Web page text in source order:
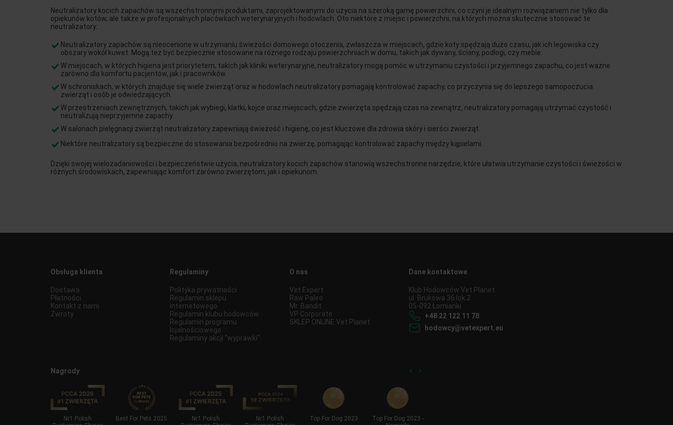
Neutralizatory kocich zapachów są wszechstronnymi produktami, zaprojektowanymi do użycia na szeroką gamę powierzchni, co czyni je idealnym rozwiązaniem nie tylko dla
opiekunów kotów, ale także w profesjonalnych placówkach weterynaryjnych i hodowlach. Oto niektóre z miejsc i powierzchni, na których można skutecznie stosować te
neutralizatory:
Neutralizatory zapachów są nieocenione w utrzymaniu świeżości domowego otoczenia, zwłaszcza w miejscach, gdzie koty spędzają dużo czasu, jak ich legowiska czy
obszary wokół kuwet. Mogą też być bezpiecznie stosowane na różnego rodzaju powierzchniach w domu, takich jak dywany, ściany, podłogi, czy meble.
W miejscach, w których higiena jest priorytetem, takich jak kliniki weterynaryjne, neutralizatory mogą pomóc w utrzymaniu czystości i przyjemnego zapachu, co jest ważne
zarówno dla komfortu pacjentów, jak i pracowników.
W schroniskach, w których znajduje się wiele zwierząt oraz w hodowlach neutralizatory pomagają kontrolować zapachy, co przyczynia się do lepszego samopoczucia
zwierząt i osób je odwiedzających.
W przestrzeniach zewnętrznych, takich jak wybiegi, klatki, kojce oraz miejscach, gdzie zwierzęta spędzają czas na zewnątrz, neutralizatory pomagają utrzymać czystość i
neutralizują nieprzyjemne zapachy.
W salonach pielęgnacji zwierząt neutralizatory zapewniają świeżość i higienę, co jest kluczowe dla zdrowia skóry i sierści zwierząt.
Niektóre neutralizatory są bezpieczne do stosowania bezpośrednio na zwierzę, pomagając kontrolować zapachy między kąpielami.
Dzięki swojej wielozadaniowości i bezpieczeństwie użycia, neutralizatory kocich zapachów stanowią wszechstronne narzędzie, które ułatwia utrzymanie czystości i świeżości w
różnych środowiskach, zapewniając komfort zarówno zwierzętom, jak i opiekunom.
Obsługa klienta
Dostawa
Płatności
Kontakt z nami
Zwroty
Regulaminy
Polityka prywatności
Regulamin sklepu
internetowego
Regulamin klubu hodowców
Regulamin programu
lojalnościowego
Regulaminy akcji "wyprawki"
O nas
Vet Expert
Raw Paleo
Mr. Bandit
VP Corporate
SKLEP ONLINE Vet Planet
Dane kontaktowe
Klub Hodowców Vet Planet
ul. Brukowa 36 lok.2
05-092 Łomianki
+48 22 122 11 78
hodowcy@vetexpert.eu
Nagrody
Nr1 Polish
Best For Pets 2025
Nr1 Polish
Nr1 Polish
Top For Dog 2023
Top For Dog 2023 -